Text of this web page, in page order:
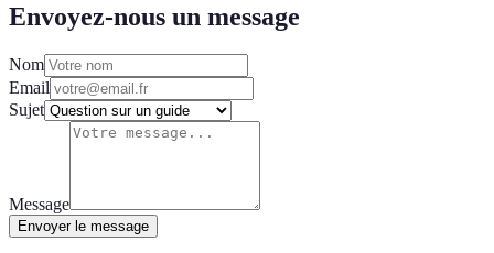
Envoyez-nous un message
Nom
Email
Sujet
Message
Envoyer le message